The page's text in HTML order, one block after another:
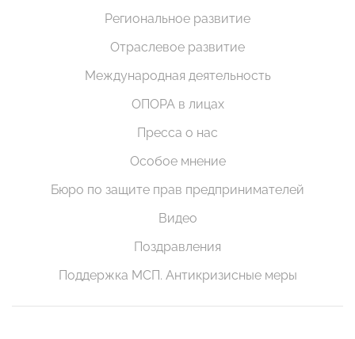
Региональное развитие
Отраслевое развитие
Международная деятельность
ОПОРА в лицах
Пресса о нас
Особое мнение
Бюро по защите прав предпринимателей
Видео
Поздравления
Поддержка МСП. Антикризисные меры